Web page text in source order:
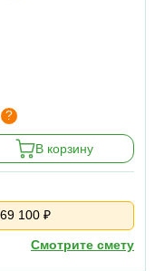
?
В корзину
100 ₽
Смотрите смету